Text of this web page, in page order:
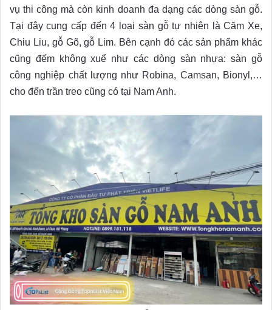
vụ thi công mà còn kinh doanh đa dạng các dòng sàn gỗ.
Tại đây cung cấp đến 4 loại sàn gỗ tự nhiên là Căm Xe,
Chiu Liu, gỗ Gõ, gỗ Lim. Bên cạnh đó các sản phẩm khác
cũng đếm không xuể như các dòng sàn nhựa: sàn gỗ
công nghiệp chất lượng như Robina, Camsan, Bionyl,…
cho đến trần treo cũng có tại Nam Anh.